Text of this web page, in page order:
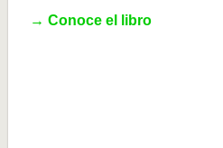
→ Conoce el libro